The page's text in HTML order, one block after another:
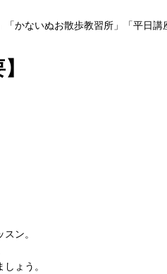
かないぬお散歩教習所」「平日講
ン。
ょう。